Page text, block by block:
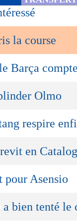
la course
Barça
Olmo
respire
en
pour Asensio
bien tenté le